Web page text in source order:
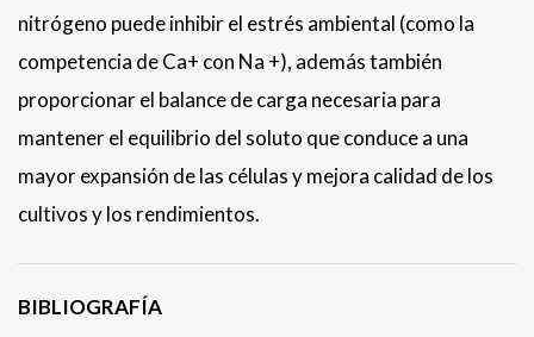
nitrógeno puede inhibir el estrés ambiental (como la
competencia de Ca+ con Na +), además también
proporcionar el balance de carga necesaria para
mantener el equilibrio del soluto que conduce a una
mayor expansión de las células y mejora calidad de los
cultivos y los rendimientos.
BIBLIOGRAFÍA